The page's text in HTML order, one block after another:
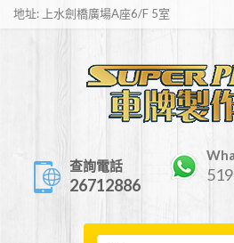
地址: 上水劍橋廣場A座6/F 5室
查詢電話
26712886